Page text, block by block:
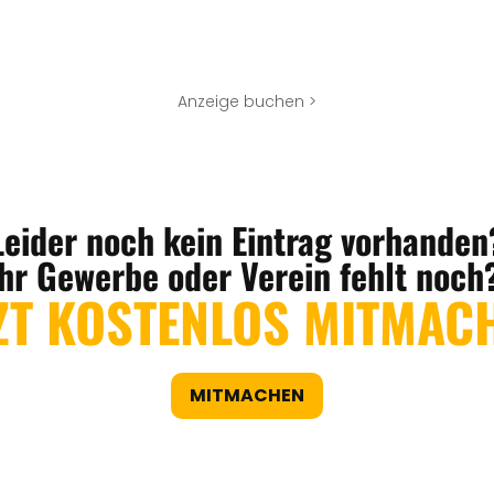
Anzeige buchen >
noch kein Eintrag
Gewerbe oder Verein fehlt
KOSTENLOS
MITMACHEN